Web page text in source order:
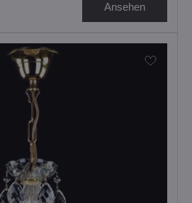
Ansehen